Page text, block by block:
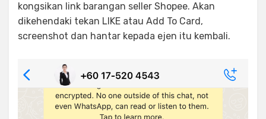
kongsikan link barangan seller Shopee. Akan
dikehendaki tekan LIKE atau Add To Card,
screenshot dan hantar kepada ejen itu kembali.